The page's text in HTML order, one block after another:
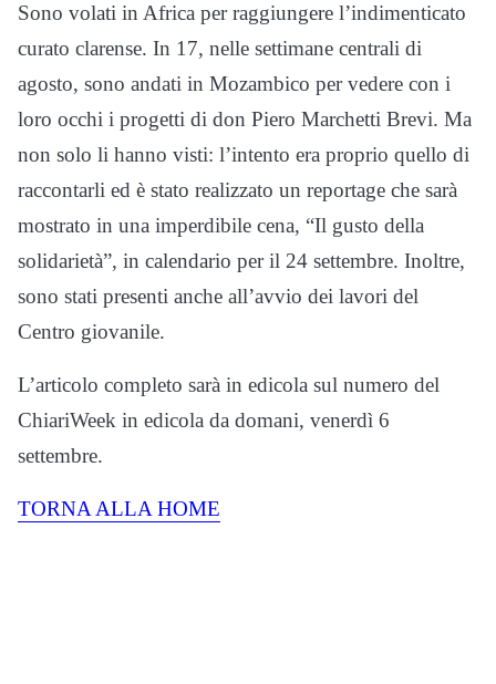
Sono volati in Africa per raggiungere l’indimenticato
curato clarense. In 17, nelle settimane centrali di
agosto, sono andati in Mozambico per vedere con i
loro occhi i progetti di don Piero Marchetti Brevi. Ma
non solo li hanno visti: l’intento era proprio quello di
raccontarli ed è stato realizzato un reportage che sarà
mostrato in una imperdibile cena, “Il gusto della
solidarietà”, in calendario per il 24 settembre. Inoltre,
sono stati presenti anche all’avvio dei lavori del
Centro giovanile.
L’articolo completo sarà in edicola sul numero del
ChiariWeek in edicola da domani, venerdì 6
settembre.
TORNA ALLA HOME